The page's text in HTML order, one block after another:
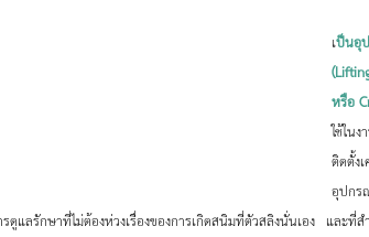
เป็นอุ
หรือ
ใช้ใน
ติดตั้
อุปกร
แลรักษาที่ไม่ต้องห่วงเรื่องของการเกิดสนิมที่ตัวสลิงนั่นเอง และ